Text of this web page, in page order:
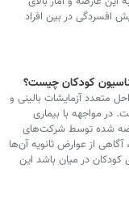
افسردگی در بین افراد
کودکان چیست؟
متعدد آزمایشات بالینی و
مواجهه با بیماری
عرضه شده توسط شرکت‌های
از عوارض ثانویه آن‌ها
در میان باشد این